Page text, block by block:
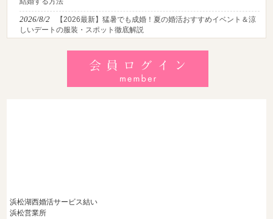
2026/8/2
【2026最新】猛暑でも成婚！夏の婚活おすすめイベント＆涼
しいデートの服装・スポット徹底解説
後半・40代からの大人の成婚術
【浜松】30代・40代男性で「モテない男」の共通点とは？
地元の婚活女子が避けるNGな特徴3選
浜松湖西婚活サービス結い
浜松営業所